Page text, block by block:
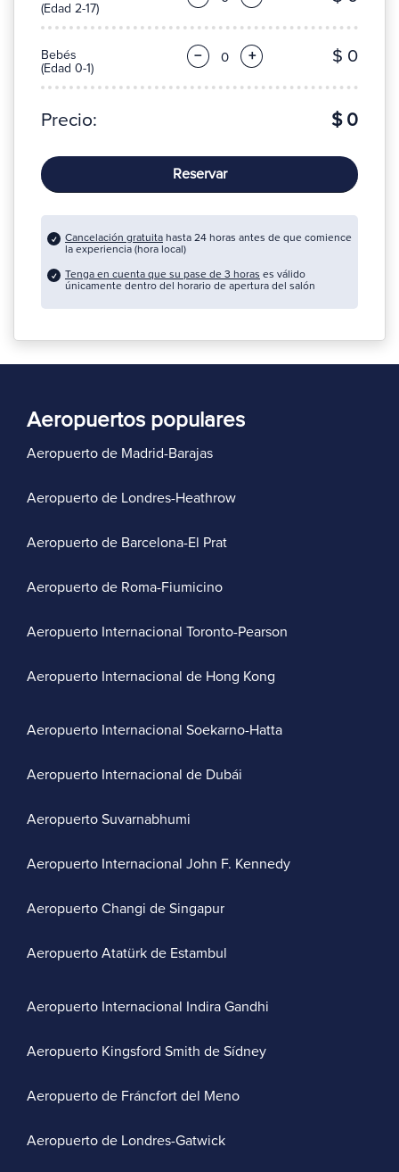
(Edad 2-17)
Bebés
(Edad 0-1)
− + $ 0
Precio: $ 0
Reservar
Cancelación gratuita hasta 24 horas antes de que comience
la experiencia (hora local)
Tenga en cuenta que su pase de 3 horas es válido
únicamente dentro del horario de apertura del salón
Aeropuertos populares
Aeropuerto de Madrid-Barajas
Aeropuerto de Londres-Heathrow
Aeropuerto de Barcelona-El Prat
Aeropuerto de Roma-Fiumicino
Aeropuerto Internacional Toronto-Pearson
Aeropuerto Internacional de Hong Kong
Aeropuerto Internacional Soekarno-Hatta
Aeropuerto Internacional de Dubái
Aeropuerto Suvarnabhumi
Aeropuerto Internacional John F. Kennedy
Aeropuerto Changi de Singapur
Aeropuerto Atatürk de Estambul
Aeropuerto Internacional Indira Gandhi
Aeropuerto Kingsford Smith de Sídney
Aeropuerto de Fráncfort del Meno
Aeropuerto de Londres-Gatwick